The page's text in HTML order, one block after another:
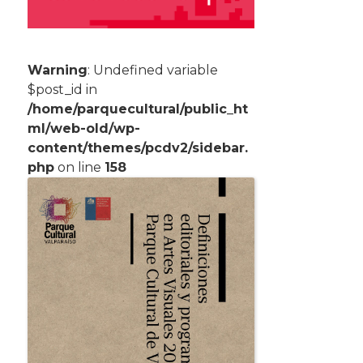
Warning: Undefined variable
$post_id in
/home/parquecultural/public_ht
ml/web-old/wp-
content/themes/pcdv2/sidebar.
php on line 158